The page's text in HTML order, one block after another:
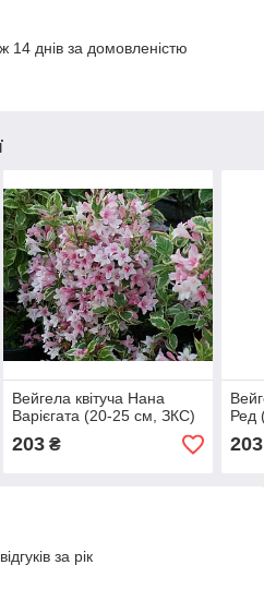
14 днів за домовленістю
Вейгела квітуча Нана
Варієгата (20-25 см, ЗКС)
203₴
Ред
203
за рік